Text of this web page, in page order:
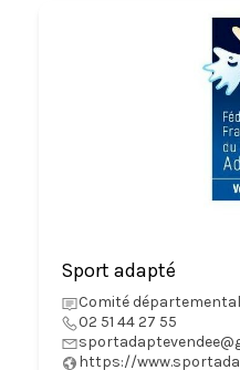
Sport adapté
Comité
02 51 44 27 55
https://